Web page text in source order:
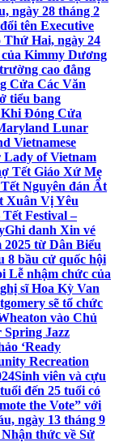
ngày 28 tháng 2
tên Executive
Thứ Hai, ngày 24
Kimmy Dương
cao đẳng
Cửa Các Văn
tiểu bang
Đóng Cửa
Lunar
Vietnamese
Lady of Vietnam
Tết Giáo Xứ Mẹ
Nguyên đán Ất
Xuân Vị Yêu
Festival –
Ghi danh Xin vé
từ Dân Biểu
8 bầu cử quốc hội
Lễ nhậm chức của
sĩ Hoa Kỳ Van
sẽ tổ chức
vào Chủ
Spring Jazz
‘Ready
Recreation
Sinh viên và cựu
đến 25 tuổi có
the Vote” với
ngày 13 tháng 9
thức về Sử